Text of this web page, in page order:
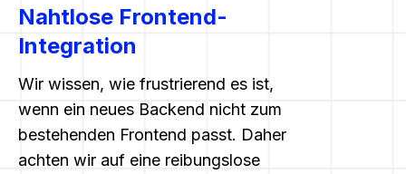
Nahtlose Frontend-
Integration
Wir wissen, wie frustrierend es ist,
wenn ein neues Backend nicht zum
bestehenden Frontend passt. Daher
achten wir auf eine reibungslose